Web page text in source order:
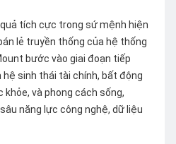
tích cực trong sứ mệnh hiện
lẻ truyền thống của hệ thống
bước vào giai đoạn tiếp
sinh thái tài chính, bất động
và phong cách sống,
năng lực công nghệ, dữ liệu